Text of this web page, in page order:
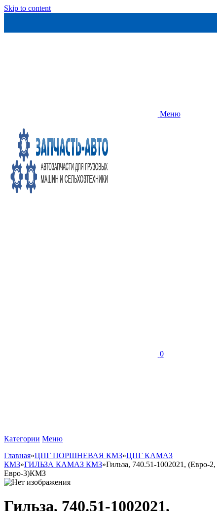
Skip to content
Меню
0
Категории Меню
Главная»ЦПГ ПОРШНЕВАЯ КМЗ»ЦПГ КАМАЗ
КМЗ»ГИЛЬЗА КАМАЗ КМЗ»Гильза, 740.51-1002021, (Евро-2,
Евро-3)КМЗ
Гильза, 740.51-1002021,